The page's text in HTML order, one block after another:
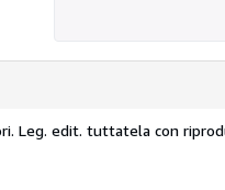
Leg. edit. tuttatela con